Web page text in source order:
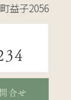
益子2056
合せ